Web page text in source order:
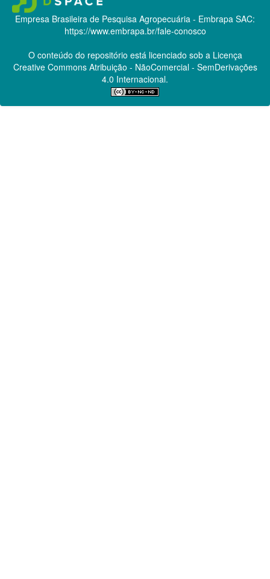
Empresa Brasileira de Pesquisa Agropecuária - Embrapa SAC:
https://www.embrapa.br/fale-conosco
O conteúdo do repositório está licenciado sob a Licença
Creative CommonsAtribuição - NãoComercial - SemDerivações
4.0 Internacional.